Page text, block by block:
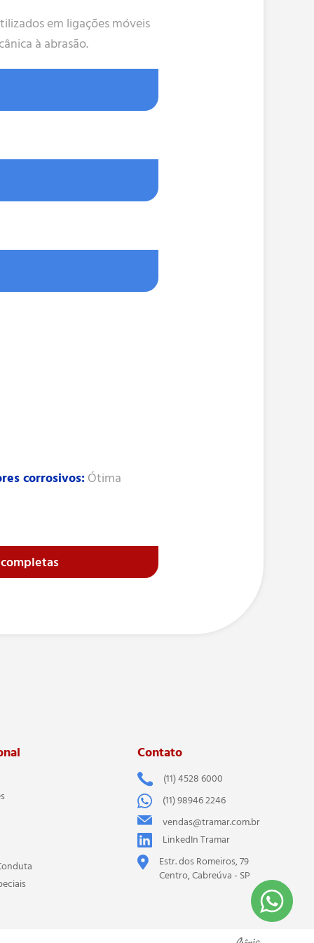
em ligações móveis
à abrasão.
corrosivos:Ótima
Contato
(11) 4528 6000
(11) 98946 2246
vendas@tramar.com.br
LinkedIn Tramar
Estr. dos Romeiros, 79
Centro, Cabreúva - SP